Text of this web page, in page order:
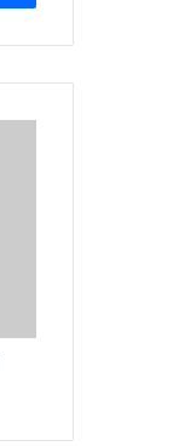
ب
د
ن